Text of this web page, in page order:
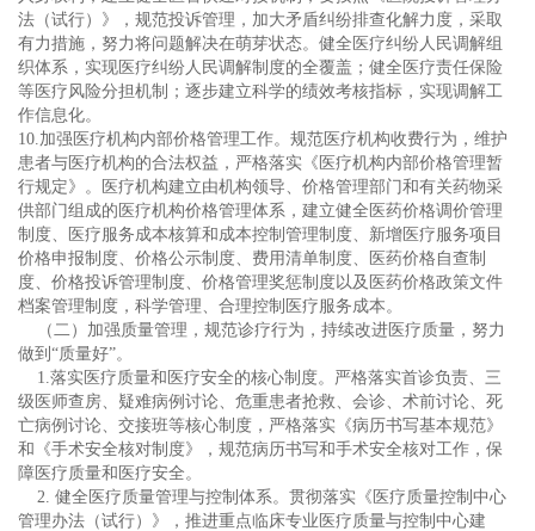
法（试行）》，规范投诉管理，加大矛盾纠纷排查化解力度，采取
有力措施，努力将问题解决在萌芽状态。健全医疗纠纷人民调解组
织体系，实现医疗纠纷人民调解制度的全覆盖；健全医疗责任保险
等医疗风险分担机制；逐步建立科学的绩效考核指标，实现调解工
作信息化。
10.加强医疗机构内部价格管理工作。规范医疗机构收费行为，维护
患者与医疗机构的合法权益，严格落实《医疗机构内部价格管理暂
行规定》。医疗机构建立由机构领导、价格管理部门和有关药物采
供部门组成的医疗机构价格管理体系，建立健全医药价格调价管理
制度、医疗服务成本核算和成本控制管理制度、新增医疗服务项目
价格申报制度、价格公示制度、费用清单制度、医药价格自查制
度、价格投诉管理制度、价格管理奖惩制度以及医药价格政策文件
档案管理制度，科学管理、合理控制医疗服务成本。
（二）加强质量管理，规范诊疗行为，持续改进医疗质量，努力
做到“质量好”。
1.落实医疗质量和医疗安全的核心制度。严格落实首诊负责、三
级医师查房、疑难病例讨论、危重患者抢救、会诊、术前讨论、死
亡病例讨论、交接班等核心制度，严格落实《病历书写基本规范》
和《手术安全核对制度》，规范病历书写和手术安全核对工作，保
障医疗质量和医疗安全。
2. 健全医疗质量管理与控制体系。贯彻落实《医疗质量控制中心
管理办法（试行）》，推进重点临床专业医疗质量与控制中心建